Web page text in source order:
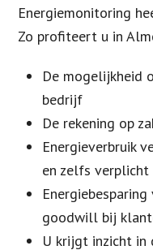
Energiemonitoring
Zo profiteert u in
De mogelijkheid
bedrijf
De rekening op
Energieverbruik
en zelfs verplicht
goodwill bij
U krijgt inzicht in